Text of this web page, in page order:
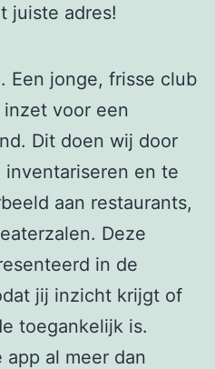
juiste adres!
Een jonge, frisse club
voor een
Dit doen wij door
en te
aan restaurants,
Deze
in de
jij inzicht krijgt of
toegankelijk is.
al meer dan